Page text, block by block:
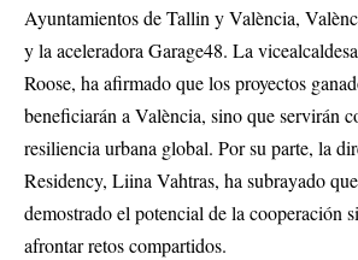
Ayuntamientos de Tallin y València,
y la aceleradora Garage48. La
Roose, ha afirmado que los proyectos
beneficiarán a València, sino que servirán
resiliencia urbana global. Por su parte, la
Residency, Liina Vahtras, ha subrayado
demostrado el potencial de la cooperación
afrontar retos compartidos.